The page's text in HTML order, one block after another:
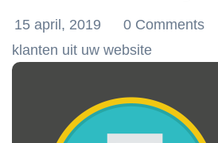
15 april, 2019 0 Comments
klanten uit uw website